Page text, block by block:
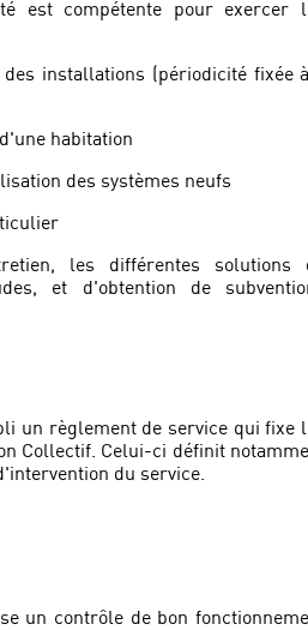
est compétente pour exercer
installations (périodicité fixée
habitation
des systèmes neufs
les différentes solutions
et d'obtention de
un règlement de service qui fixe
Collectif. Celui-ci définit
du service.
un contrôle de bon